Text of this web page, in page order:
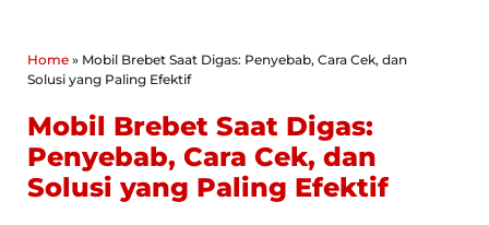
Home » Mobil Brebet Saat Digas: Penyebab, Cara Cek, dan
Solusi yang Paling Efektif
Mobil Brebet Saat Digas:
Penyebab, Cara Cek, dan
Solusi yang Paling Efektif